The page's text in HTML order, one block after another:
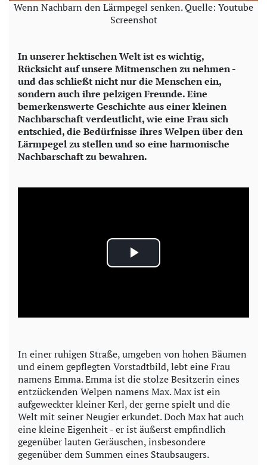
Wenn Nachbarn den Lärmpegel senken. Quelle: Youtube
Screenshot
In unserer hektischen Welt ist es wichtig,
Rücksicht auf unsere Mitmenschen zu nehmen -
und das schließt nicht nur die Menschen ein,
sondern auch ihre pelzigen Freunde. Eine
bemerkenswerte Geschichte aus einer kleinen
Nachbarschaft verdeutlicht, wie eine Frau sich
entschied, die Bedürfnisse ihres Welpen über den
Lärmpegel zu stellen und so eine harmonische
Nachbarschaft zu bewahren.
P
a
V
i
d
e
In einer ruhigen Straße, umgeben von hohen Bäumen
und einem gepflegten Vorstadtbild, lebt eine Frau
namens Emma. Emma ist die stolze Besitzerin eines
entzückenden Welpen namens Max. Max ist ein
aufgeweckter kleiner Kerl, der gerne spielt und die
Welt mit seiner Neugier erkundet. Doch Max hat auch
eine kleine Eigenheit - er ist äußerst empfindlich
gegenüber lauten Geräuschen, insbesondere
gegenüber dem Summen eines Staubsaugers.